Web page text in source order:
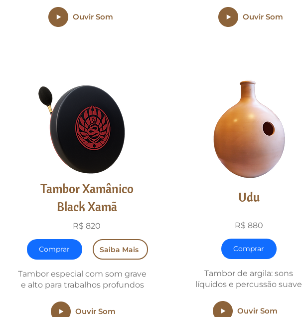
Ouvir Som Ouvir Som
Tambor Xamânico
Black Xamã
R$ 820
Comprar Saiba Mais
Tambor especial com som grave
e alto para trabalhos profundos
Ouvir Som
Udu
R$ 880
Comprar
Tambor de argila: sons
líquidos e percussão suave
Ouvir Som